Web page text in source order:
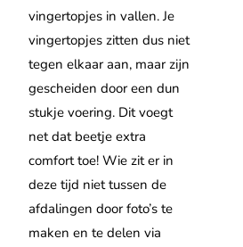
vingertopjes in vallen. Je
vingertopjes zitten dus niet
tegen elkaar aan, maar zijn
gescheiden door een dun
stukje voering. Dit voegt
net dat beetje extra
comfort toe! Wie zit er in
deze tijd niet tussen de
afdalingen door foto’s te
maken en te delen via